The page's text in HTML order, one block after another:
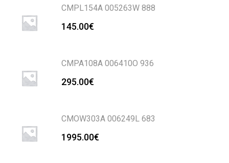
CMPL154A 005263W 888
145.00€
CMPA108A 006410O 936
295.00€
CMOW303A 006249L 683
1995.00€